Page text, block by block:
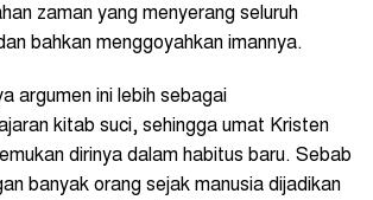
zaman yang menyerang seluruh
bahkan menggoyahkan imannya.
argumen ini lebih sebagai
kitab suci, sehingga umat Kristen
dirinya dalam habitus baru. Sebab
banyak orang sejak manusia dijadikan